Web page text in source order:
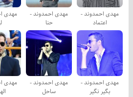
مهدی احمدوند -
اعتماد
مهدی احمدوند -
حنا
مهدی
مهدی احمدوند -
بگیر نگیر
مهدی احمدوند -
ساحل
مهدی